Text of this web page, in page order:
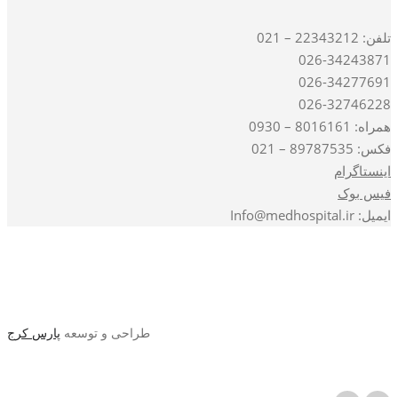
تلفن: 22343212 – 021
026-34243871
026-34277691
026-32746228
همراه: 8016161 – 0930
فکس: 89787535 – 021
اینستاگرام
فیس بوک
ایمیل: Info@medhospital.ir
طراحی و توسعه پارس کرج